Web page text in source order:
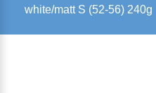
white/matt S (52-56) 240g